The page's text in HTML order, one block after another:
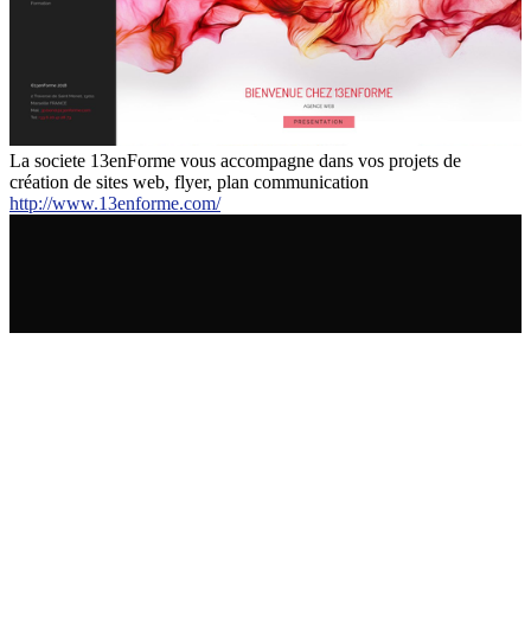
La societe 13enForme vous accompagne dans vos projets de
création de sites web, flyer, plan communication
http://www.13enforme.com/